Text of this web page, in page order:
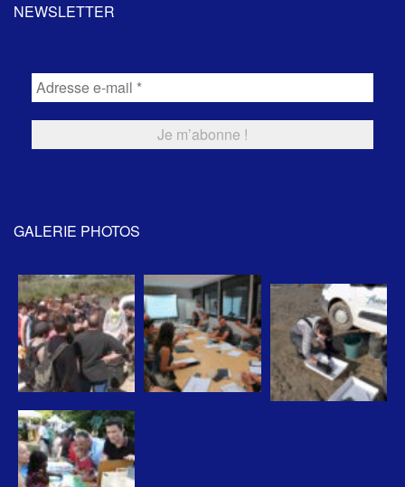
NEWSLETTER
GALERIE PHOTOS